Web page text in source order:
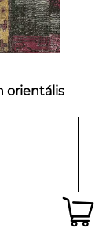
orientális